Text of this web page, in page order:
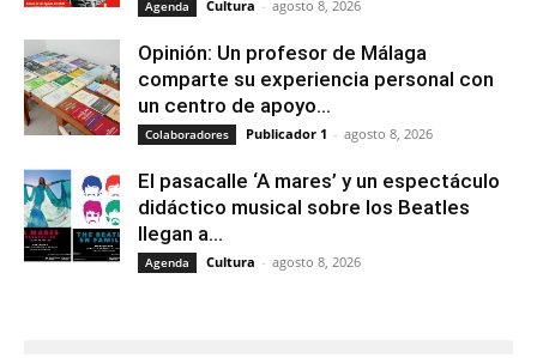
Agenda Cultura - agosto 8, 2026
Opinión: Un profesor de Málaga
comparte su experiencia personal con
un centro de apoyo...
Colaboradores Publicador 1 - agosto 8, 2026
El pasacalle ‘A mares’ y un espectáculo
didáctico musical sobre los Beatles
llegan a...
Agenda Cultura - agosto 8, 2026